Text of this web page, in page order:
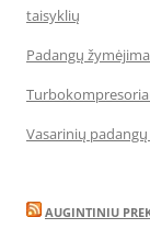
taisyklių
Padangų
Vasarinių
AUGINTINIU